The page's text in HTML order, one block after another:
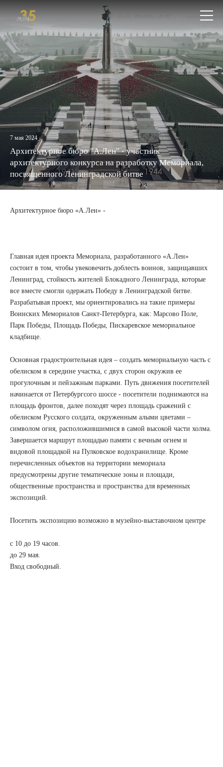
(812)
579-
55-
81
меню
7 мая 2024
Архитектурное бюро "А.Лен" - участник
архитектурного конкурса на разработку Мемориала,
посвященного Ленинградской битве
Архитектурное бюро «А.Лен» -
Главная идея проекта Мемориала, разработанного «А.Лен»
состоит в том, чтобы увековечить доблесть воинов, защищавших
Ленинград, стойкость жителей Блокадного Ленинграда, которые
все вместе смогли одержать Победу в Ленинградской битве.
Разрабатывая проект, мы ориентировались на такие примеры
Воинских Мемориалов Санкт-Петербурга, как: Марсово Поле,
Парк Победы, Площадь Победы, Пискаревское мемориальное
кладбище.
Основная градостроительная идея – создать мемориальную часть с
обелиском в середине участка, с двух сторон окружив ее
прогулочным и пейзажным парками. Путь движения посетителей
начинается от Петербургсого шоссе - посетители поднимаются на
площадь фронтов, далее походят через площадь сражений с
обелиском Русского солдата, окруженным алыми цветами –
символом огня, расположившимися в самой высокой части холма.
Завершается маршрут площадью памяти с вечным огнем и
видовой площадкой на Пулковское водохранилище. Кроме
перечисленных объектов на территории мемориала
предусмотрены другие тематические зоны и площади,
общественные пространства и пространства для временных
экспозиций.
Посетить экспозицию возможно в музейно-выставочном центре
с 10 до 19 часов.
до 29 мая.
Вход свободный.